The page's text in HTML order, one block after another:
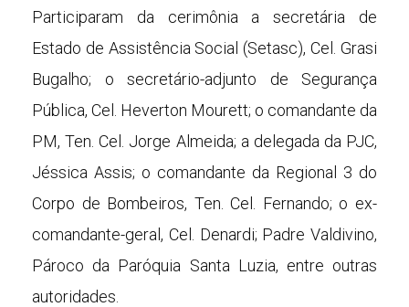
Participaram da cerimônia a secretária de
Estado de Assistência Social (Setasc), Cel. Grasi
Bugalho; o secretário-adjunto de Segurança
Pública, Cel. Heverton Mourett; o comandante da
PM, Ten. Cel. Jorge Almeida; a delegada da PJC,
Jéssica Assis; o comandante da Regional 3 do
Corpo de Bombeiros, Ten. Cel. Fernando; o ex-
comandante-geral, Cel. Denardi; Padre Valdivino,
Pároco da Paróquia Santa Luzia, entre outras
autoridades.